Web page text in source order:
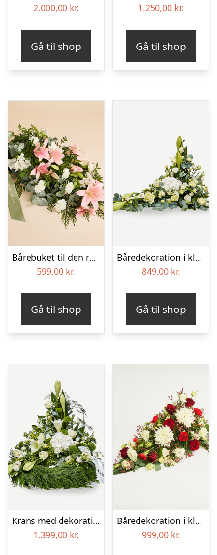
2.000,00 kr.
Gå til shop
1.250,00 kr.
Gå til shop
Bårebuket til den rolige afsked med bånd
599,00 kr.
Gå til shop
Båredekoration i klassisk stil – creme
849,00 kr.
Gå til shop
Krans med dekoration i klassisk stil og bånd creme
1.399,00 kr.
Båredekoration i klassisk stil – rød og hvid
999,00 kr.